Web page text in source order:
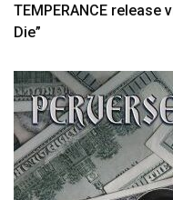
TEMPERANCE release
Die”